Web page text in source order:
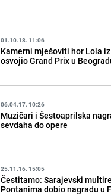
01.10.18. 11:06
Kamerni mješoviti hor Lola
osvojio Grand Prix u
06.04.17. 10:26
Muzičari i Šestoaprilska
sevdaha do opere
25.11.16. 15:05
Čestitamo: Sarajevski
Pontanima dobio nagradu u